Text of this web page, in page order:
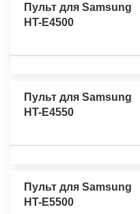
Пульт для Samsung
HT-E4500
Пульт для Samsung
HT-E4550
Пульт для Samsung
HT-E5500